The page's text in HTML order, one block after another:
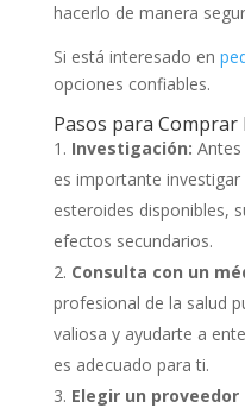
hacerlo de manera
Si está interesado en
opciones confiables.
Pasos para Comprar
Investigación:
es importante
esteroides disponibles,
efectos secundarios.
Consulta con un
profesional de la salud
valiosa y ayudarte a
es adecuado para ti.
Elegir un